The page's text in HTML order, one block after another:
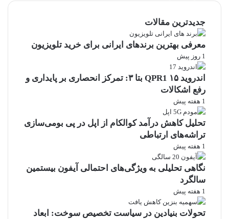
جدیدترین مقالات
معرفی بهترین برندهای ایرانی برای خرید تلویزیون
1 روز پیش
اندروید ۱۵ QPR1 بتا ۳: تمرکز انحصاری بر پایداری و
رفع اشکالات
1 هفته پیش
تحلیل کاهش درآمد کوالکام از اپل در پی بومی‌سازی
تراشه‌های ارتباطی
1 هفته پیش
نگاهی تحلیلی به ویژگی‌های احتمالی آیفون بیستمین
سالگرد
1 هفته پیش
تحولات بنیادین در سیاست تخصیص سوخت: ابعاد